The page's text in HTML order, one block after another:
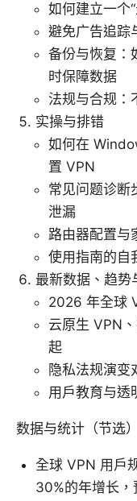
如何建立一个
避免广告追踪
备份与恢复：
时保障数据
法规与合规：
实操与排错
如何在
置 VPN
常见问题诊断
泄漏
路由器配置与
使用指南的自
最新数据、趋势
2026 年全球
云原生 VPN
起
隐私法规演变
用户教育与透
数据与统计（节选）
全球 VPN 用户
30%的年增长